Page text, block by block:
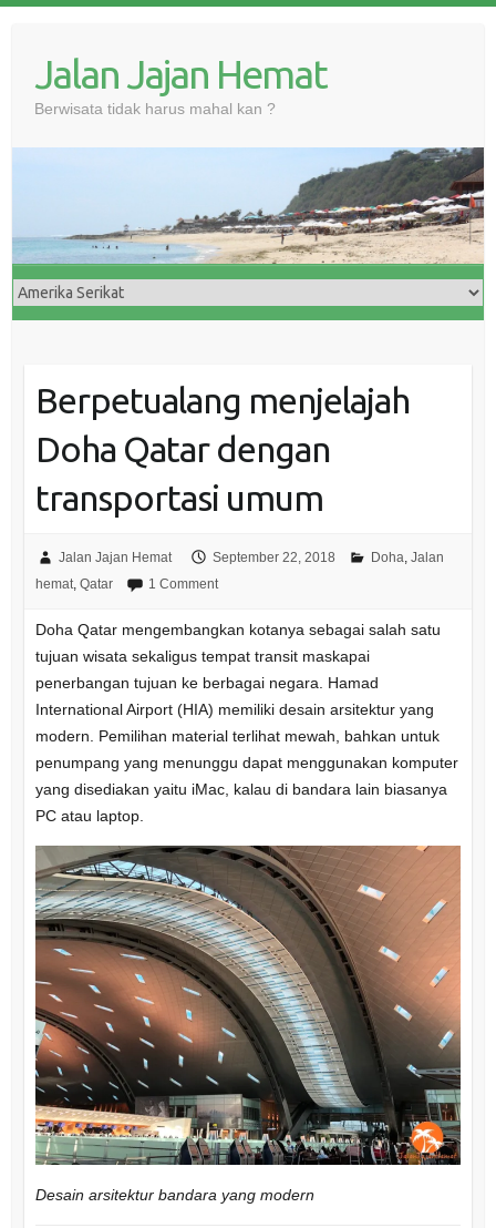
Jalan Jajan Hemat
Berwisata tidak harus mahal kan ?
Berpetualang menjelajah
Doha Qatar dengan
transportasi umum
Jalan Jajan Hemat September 22, 2018 Doha Jalan
hemat, Qatar 1 Comment
Doha Qatar mengembangkan kotanya sebagai salah satu
tujuan wisata sekaligus tempat transit maskapai
penerbangan tujuan ke berbagai negara. Hamad
International Airport (HIA) memiliki desain arsitektur yang
modern. Pemilihan material terlihat mewah, bahkan untuk
penumpang yang menunggu dapat menggunakan komputer
yang disediakan yaitu iMac, kalau di bandara lain biasanya
PC atau laptop.
Desain arsitektur bandara yang modern